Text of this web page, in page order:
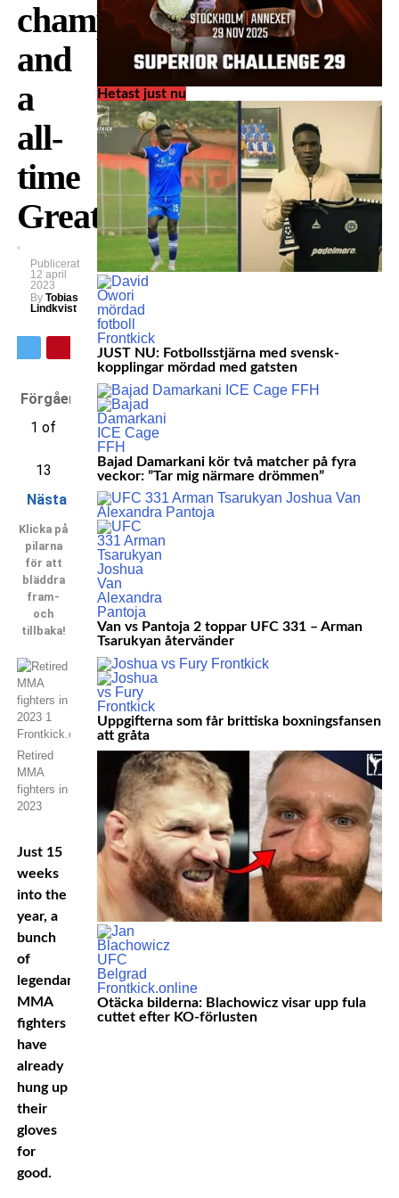
champs
and
a
all-
time
Great!
Publicerat
12 april
2023
By Tobias
Lindkvist
Förgående
1 of
13
Nästa
Klicka på
pilarna
för att
bläddra
fram-
och
tillbaka!
Retired
MMA
fighters in
2023
Just 15
weeks
into the
year, a
bunch
of
legendary
MMA
fighters
have
already
hung up
their
gloves
for
good.
Hetast just nu
JUST NU: Fotbollsstjärna med svensk-
kopplingar mördad med gatsten
Bajad Damarkani kör två matcher på fyra
veckor: ”Tar mig närmare drömmen”
Van vs Pantoja 2 toppar UFC 331 – Arman
Tsarukyan återvänder
Uppgifterna som får brittiska boxningsfansen
att gråta
Otäcka bilderna: Blachowicz visar upp fula
cuttet efter KO-förlusten